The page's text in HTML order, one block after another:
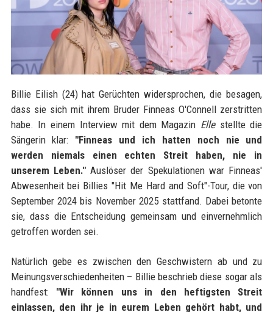
Billie Eilish (24) hat Gerüchten widersprochen, die besagen,
dass sie sich mit ihrem Bruder Finneas O'Connell zerstritten
habe. In einem Interview mit dem Magazin Ellestellte die
Sängerin klar: "Finneas und ich hatten noch nie und
werden niemals einen echten Streit haben, nie in
unserem Leben."Auslöser der Spekulationen war Finneas'
Abwesenheit bei Billies "Hit Me Hard and Soft"-Tour, die von
September 2024 bis November 2025 stattfand. Dabei betonte
sie, dass die Entscheidung gemeinsam und einvernehmlich
getroffen worden sei.
Natürlich gebe es zwischen den Geschwistern ab und zu
Meinungsverschiedenheiten – Billie beschrieb diese sogar als
handfest: "Wir können uns in den heftigsten Streit
einlassen, den ihr je in eurem Leben gehört habt, und